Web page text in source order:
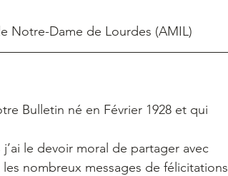
Notre-Dame de Lourdes (AMIL)
Bulletin né en Février 1928 et qui
le devoir moral de partager avec
nombreux messages de félicitations